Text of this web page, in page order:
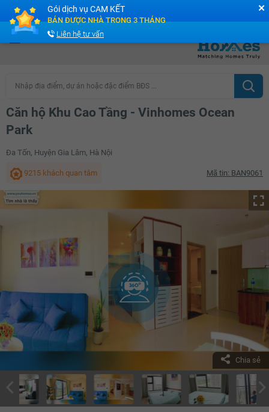
Cộng đồng Môi giới bPRO
Nhập địa điểm, dự án hoặc đặc điểm BĐS ...
Căn hộ Khu Cao Tầng - Vinhomes Ocean
Park
Đa Tốn, Huyện Gia Lâm, Hà Nội
9215 khách quan tâm Mã tin: BAN9061
Chia sẻ
✕
Gói dịch vụ CAM KẾT
BÁN ĐƯỢC NHÀ TRONG 3 THÁNG
Liên hệ tư vấn